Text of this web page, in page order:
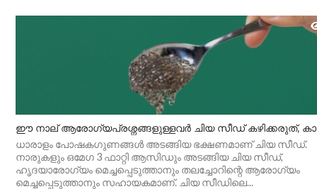
ഈ നാല് ആരോ​ഗ്യപ്രശ്നങ്ങളുള്ളവർ ചിയ സീഡ് കഴിക്കരുത്,
ധാരാളം പോഷകഗുണങ്ങൾ അടങ്ങിയ ഭക്ഷണമാണ് ചിയ സീഡ്.
നാരുകളും ഒമേഗ 3 ഫാറ്റി ആസിഡും അടങ്ങിയ ചിയ സീഡ്,
ഹൃദയാരോഗ്യം മെച്ചപ്പെടുത്താനും തലച്ചോറിന്റെ ആരോ​ഗ്യം
മെച്ചപ്പെടുത്താനും സഹായകമാണ്. ചിയ സീഡിലെ...